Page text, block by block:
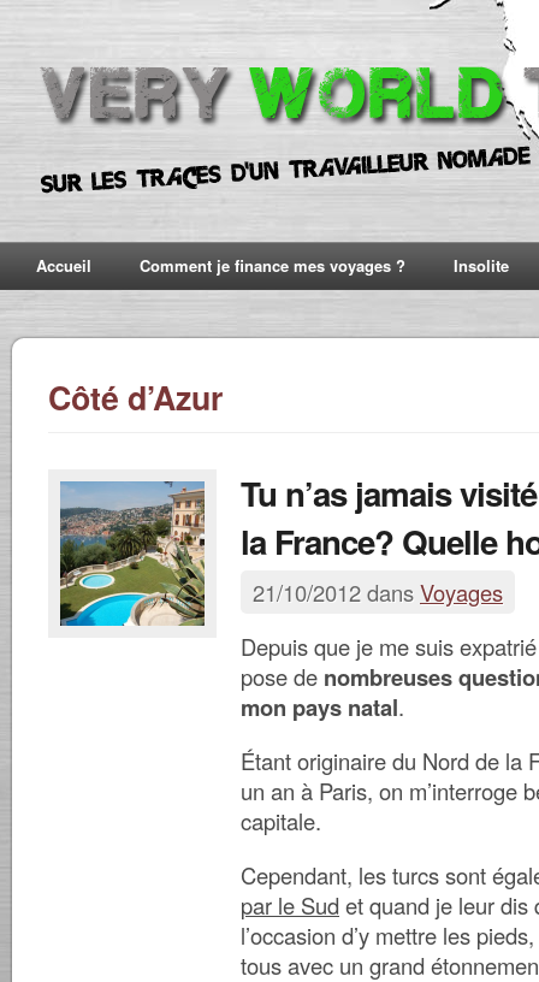
Accueil Comment je finance mes voyages ? Insolite
Côté d’Azur
Tu n’as jamais
la France? Quelle
21/10/2012 dansVoyages
Depuis que je me suis
pose de nombreuses
mon pays natal.
Étant originaire du Nord de la
un an à Paris, on m’interroge
capitale.
Cependant, les turcs sont
par le Sud et quand je leur dis
l’occasion d’y mettre les
tous avec un grand